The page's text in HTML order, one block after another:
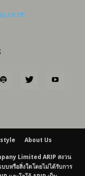
About Us
Limited ARIP สงวน
บหรือสิ่งใดโดยไม่ได้รับการ